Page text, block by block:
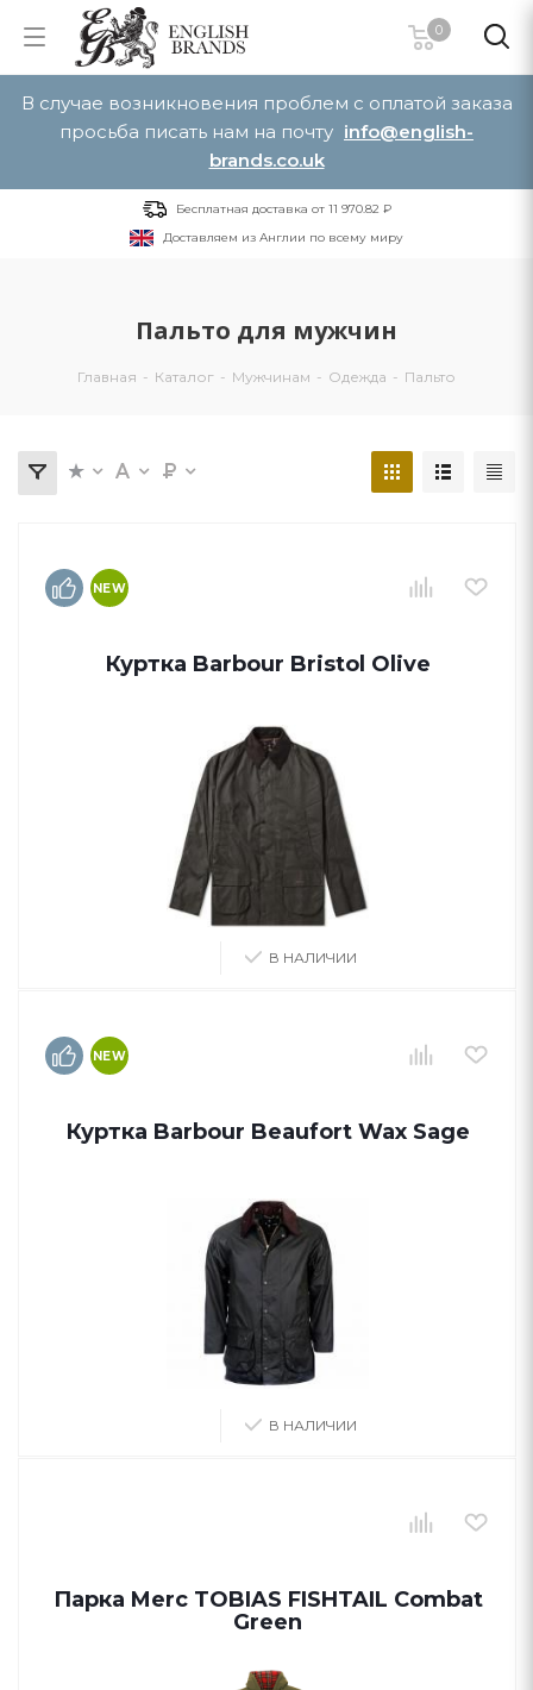
0
В случае возникновения проблем с оплатой заказа
просьба писать нам на почту info@english-
brands.co.uk
Бесплатная доставка от 11 970.82 ₽
Доставляем из Англии по всему миру
Пальто для мужчин
Главная - Каталог - Мужчинам - Одежда - Пальто
NEW
Куртка Barbour Bristol Olive
В НАЛИЧИИ
NEW
Куртка Barbour Beaufort Wax Sage
В НАЛИЧИИ
Парка Merc TOBIAS FISHTAIL Combat
Green